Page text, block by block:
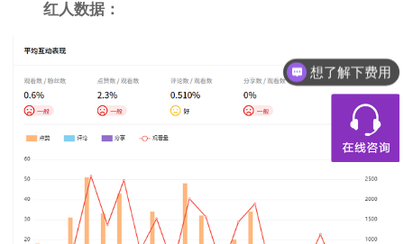
红人数据：
想了解下费用